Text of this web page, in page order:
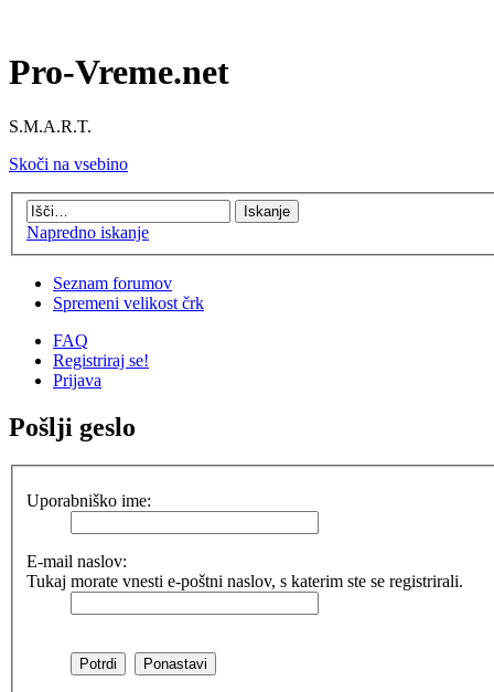
Pro-Vreme.net
S.M.A.R.T.
Skoči na vsebino
Napredno iskanje
Seznam forumov
Spremeni velikost črk
FAQ
Registriraj se!
Prijava
Pošlji geslo
Uporabniško ime:
E-mail naslov:
Tukaj morate vnesti e-poštni naslov, s katerim ste se registrirali.